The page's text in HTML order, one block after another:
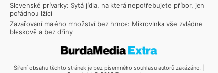
Slovenské prívarky: Sytá jídla, na která nepotřebujete příbor, jen
pořádnou lžíci
Zavařování malého množství bez hrnce: Mikrovlnka vše zvládne
bleskově a bez dřiny
Šíření obsahu těchto stránek je bez písemného souhlasu autorů zakázáno. |